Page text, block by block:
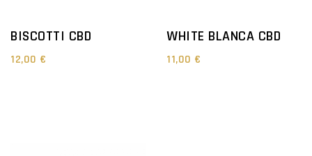
BISCOTTI CBD
12,00 €
WHITE BLANCA CBD
11,00 €